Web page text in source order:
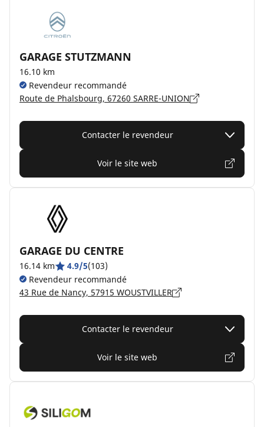
GARAGE STUTZMANN
16.10 km
Revendeur recommandé
Route de Phalsbourg, 67260 SARRE-UNION
Contacter le revendeur
Voir le site web
GARAGE DU CENTRE
16.14 km 4.9/5(103)
Revendeur recommandé
43 Rue de Nancy, 57915 WOUSTVILLER
Contacter le revendeur
Voir le site web